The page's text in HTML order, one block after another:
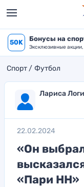
50K Бонусы на
Эксклюзивные
Спорт Футбол
Лариса
22.02.2024
«Он
«Пари НН»